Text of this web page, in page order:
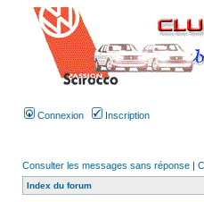
Connexion Inscription
Consulter les messages sans réponse |
Index du forum